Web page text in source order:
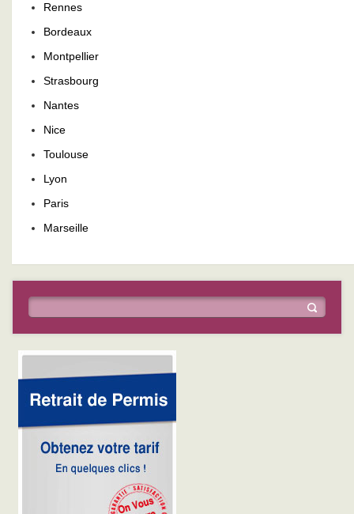
Rennes
Bordeaux
Montpellier
Strasbourg
Nantes
Nice
Toulouse
Lyon
Paris
Marseille